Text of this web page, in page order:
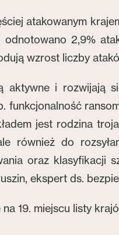
atakowanym
2,9%
wzrost liczby
aktywne i rozwijają
funkcjonalność
jest rodzina
również do
oraz klasyfikacji
ekspert ds.
na 19. miejscu listy